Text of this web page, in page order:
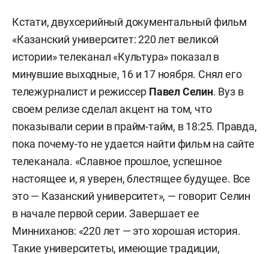
Кстати, двухсерийный документальный фильм
«Казанский университет: 220 лет великой
истории» телеканал «Культура» показал в
минувшие выходные, 16 и 17 ноября. Снял его
тележурналист и режиссер Павел Селин. Вуз в
своем релизе сделал акцент на том, что
показывали серии в прайм-тайм, в 18:25. Правда,
пока почему-то не удается найти фильм на сайте
телеканала. «Славное прошлое, успешное
настоящее и, я уверен, блестящее будущее. Все
это — Казанский университет», — говорит Селин
в начале первой серии. Завершает ее
Минниханов: «220 лет — это хорошая история.
Такие университеты, имеющие традиции,